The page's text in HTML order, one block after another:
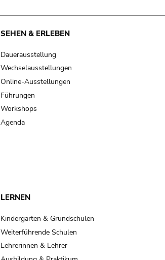
SEHEN & ERLEBEN
Dauerausstellung
Wechselausstellungen
Online-Ausstellungen
Führungen
Workshops
Agenda
LERNEN
Kindergarten & Grundschulen
Weiterführende Schulen
Lehrerinnen & Lehrer